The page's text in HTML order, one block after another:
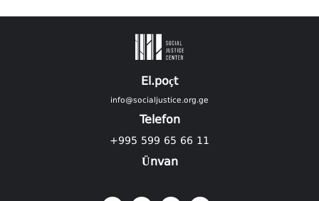
El.poçt
info@socialjustice.org.ge
Telefon
+995 599 65 66 11
Ünvan